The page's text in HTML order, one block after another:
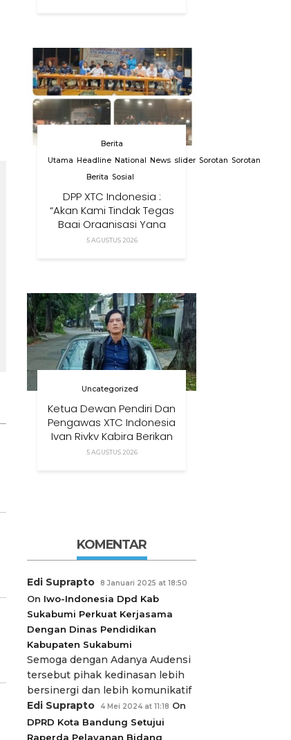
Berita
Utama
Headline National News slider Sorotan Sorotan
Berita Sosial
DPP XTC Indonesia :
“Akan Kami Tindak Tegas
Bagi Organisasi Yang
Menggunakan Nama,
5 AGUSTUS 2026
Uncategorized
Ketua Dewan Pendiri Dan
Pengawas XTC Indonesia
Ivan Rivky Kabira Berikan
Peryataan Sikap Terkait
5 AGUSTUS 2026
KOMENTAR
Edi Suprapto 8 Januari 2025 at 18:50
On Iwo-Indonesia Dpd Kab
Sukabumi Perkuat Kerjasama
Dengan Dinas Pendidikan
Kabupaten Sukabumi
Semoga dengan Adanya Audensi
tersebut pihak kedinasan lebih
bersinergi dan lebih komunikatif
Edi Suprapto
4 Mei 2024 at 11:18 On
DPRD Kota Bandung Setujui
Raperda Pelayanan Bidang